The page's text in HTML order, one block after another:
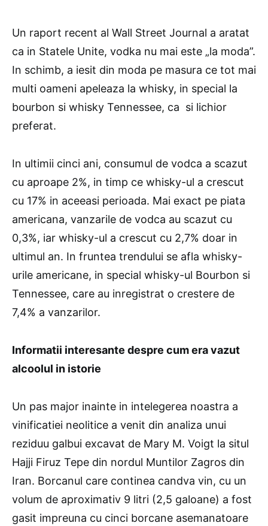
Un raport recent al Wall Street Journal a aratat
ca in Statele Unite, vodka nu mai este „la moda”.
In schimb, a iesit din moda pe masura ce tot mai
multi oameni apeleaza la whisky, in special la
bourbon si whisky Tennessee, ca si lichior
preferat.
In ultimii cinci ani, consumul de vodca a scazut
cu aproape 2%, in timp ce whisky-ul a crescut
cu 17% in aceeasi perioada. Mai exact pe piata
americana, vanzarile de vodca au scazut cu
0,3%, iar whisky-ul a crescut cu 2,7% doar in
ultimul an. In fruntea trendului se afla whisky-
urile americane, in special whisky-ul Bourbon si
Tennessee, care au inregistrat o crestere de
7,4% a vanzarilor.
Informatii interesante despre cum era vazut
alcoolul in istorie
Un pas major inainte in intelegerea noastra a
vinificatiei neolitice a venit din analiza unui
reziduu galbui excavat de Mary M. Voigt la situl
Hajji Firuz Tepe din nordul Muntilor Zagros din
Iran. Borcanul care continea candva vin, cu un
volum de aproximativ 9 litri (2,5 galoane) a fost
gasit impreuna cu cinci borcane asemanatoare